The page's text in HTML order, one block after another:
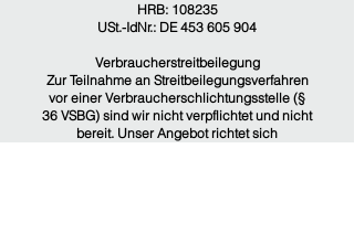
HRB: 108235
USt.-IdNr.: DE 453 605 904
Verbraucherstreitbeilegung
Zur Teilnahme an Streitbeilegungsverfahren
vor einer Verbraucherschlichtungsstelle (§
36 VSBG) sind wir nicht verpflichtet und nicht
bereit. Unser Angebot richtet sich